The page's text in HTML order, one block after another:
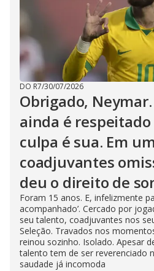
DO R7/30/07/2026
Obrigado, Neymar.
ainda é
culpa é sua. Em
coadjuvantes
deu o direito de
Foram 15 anos. E, infelizmente
acompanhado’. Cercado por
seu talento, coadjuvantes nos
Seleção. Travados nos
reinou sozinho. Isolado. Apesar
talento tem de ser reverenciado
saudade já incomoda